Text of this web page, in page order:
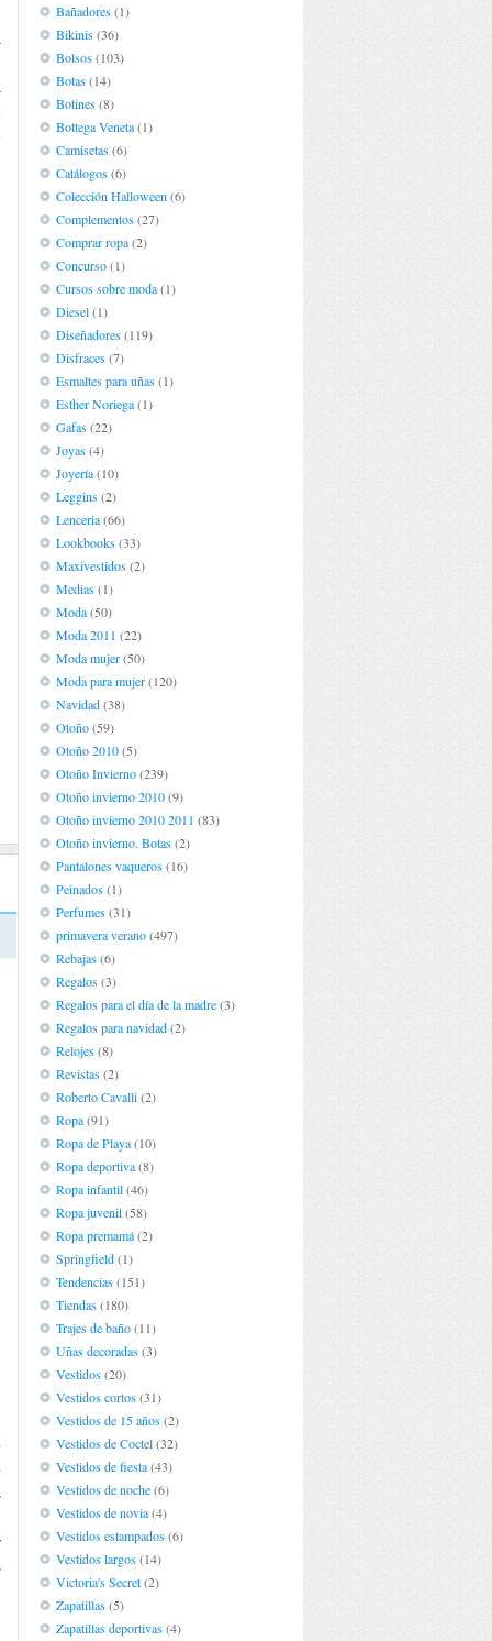
Bañadores(1)
Bikinis(36)
Bolsos(103)
Botas(14)
Botines(8)
Bottega Veneta(1)
Camisetas(6)
Catálogos(6)
Colección Halloween (6)
Complementos(27)
Comprar ropa(2)
Concurso(1)
Cursos sobre moda(1)
Diesel(1)
Diseñadores(119)
Disfraces(7)
Esmaltes para uñas(1)
Esther Noriega(1)
Gafas(22)
Joyas(4)
Joyería(10)
Leggins(2)
Lenceria(66)
Lookbooks(33)
Maxivestidos(2)
Medias(1)
Moda(50)
Moda 2011 (22)
Moda mujer(50)
Moda para mujer(120)
Navidad(38)
Otoño(59)
Otoño 2010(5)
Otoño Invierno(239)
Otoño invierno 2010(9)
Otoño invierno 2010 2011 (83)
Otoño invierno. Botas(2)
Pantalones vaqueros(16)
Peinados(1)
Perfumes(31)
primavera verano(497)
Rebajas(6)
Regalos(3)
Regalos para el día de la madre(3)
Regalos para navidad(2)
Relojes(8)
Revistas(2)
Roberto Cavalli(2)
Ropa(91)
Ropa de Playa(10)
Ropa deportiva(8)
Ropa infantil(46)
Ropa juvenil(58)
Ropa premamá(2)
Springfield(1)
Tendencias(151)
Tiendas(180)
Trajes de baño(11)
Uñas decoradas(3)
Vestidos(20)
Vestidos cortos(31)
Vestidos de 15 años(2)
Vestidos de Coctel(32)
Vestidos de fiesta(43)
Vestidos de noche(6)
Vestidos de novia(4)
Vestidos estampados(6)
Vestidos largos(14)
Victoria's Secret(2)
Zapatillas(5)
Zapatillas deportivas(4)